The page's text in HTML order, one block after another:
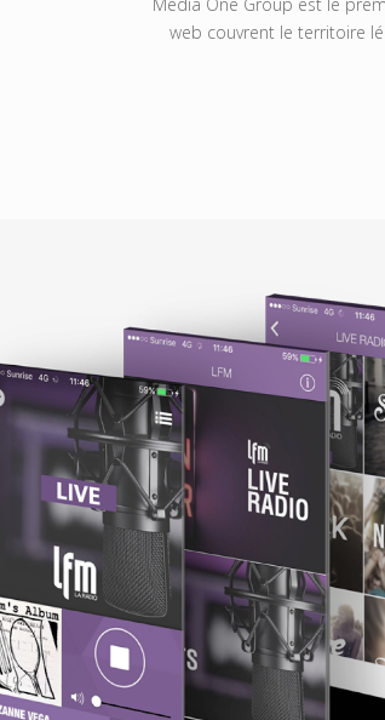
web couvrent le territoire